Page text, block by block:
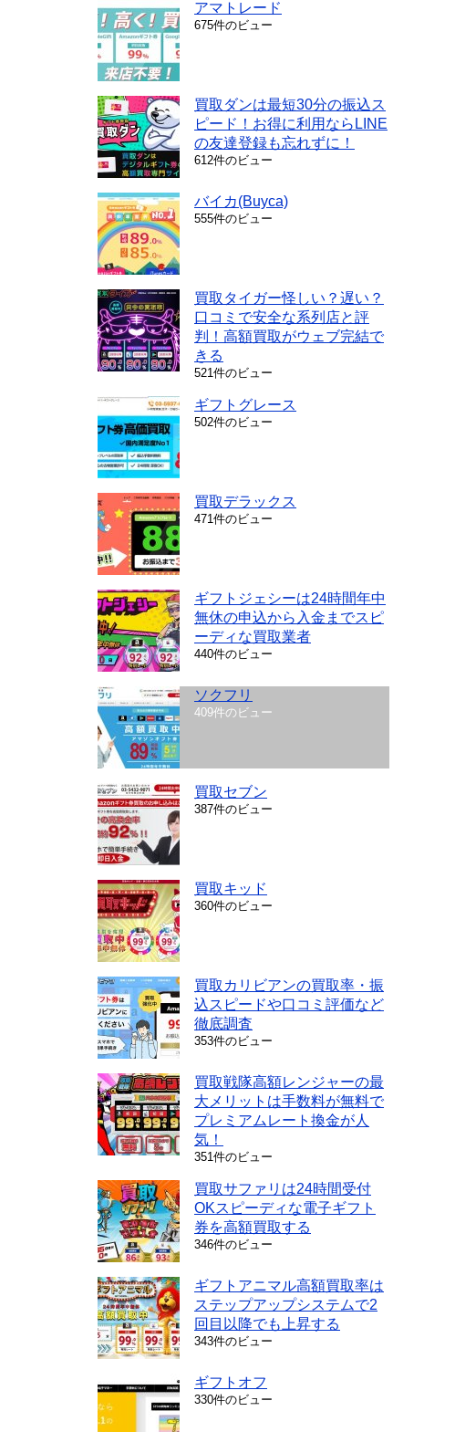
アマトレード
675件のビュー
買取ダンは最短30分の振込ス
ピード！お得に利用ならLINE
の友達登録も忘れずに！
612件のビュー
バイカ(Buyca)
555件のビュー
買取タイガー怪しい？遅い？
口コミで安全な系列店と評
判！高額買取がウェブ完結で
きる
521件のビュー
ギフトグレース
502件のビュー
買取デラックス
471件のビュー
ギフトジェシーは24時間年中
無休の申込から入金までスピ
ーディな買取業者
440件のビュー
ソクフリ
409件のビュー
買取セブン
387件のビュー
買取キッド
360件のビュー
買取カリビアンの買取率・振
込スピードや口コミ評価など
徹底調査
353件のビュー
買取戦隊高額レンジャーの最
大メリットは手数料が無料で
プレミアムレート換金が人
気！
351件のビュー
買取サファリは24時間受付
OKスピーディな電子ギフト
券を高額買取する
346件のビュー
ギフトアニマル高額買取率は
ステップアップシステムで2
回目以降でも上昇する
343件のビュー
ギフトオフ
330件のビュー